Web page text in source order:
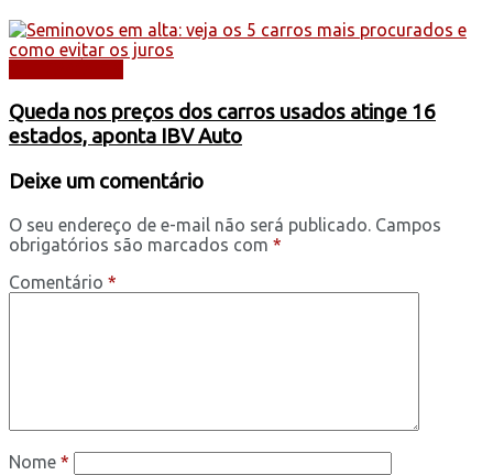
Queda nos preços dos carros usados atinge 16
estados, aponta IBV Auto
Deixe um comentário
O seu endereço de e-mail não será publicado. Campos
obrigatórios são marcados com *
Comentário *
Nome *